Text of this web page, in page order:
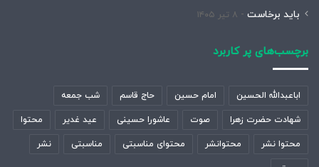
باید برخاست ۸ تیر ۱۴۰۵
برچسب‌های پر کاربرد
اباعبدالله الحسین امام حسین حاج قاسم شب جمعه
شهادت حضرت زهرا صوت عاشورا حسینی عید غدیر محتوا
محتوا نشر محتوانشر محتوای مناسبتی مناسبتی نشر